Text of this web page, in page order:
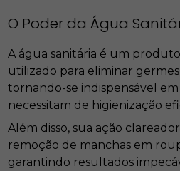
O Poder da Água
A água sanitária é um
utilizado para eliminar
tornando-se indispensável
necessitam de higienização
Além disso, sua ação
remoção de manchas em
garantindo resultados